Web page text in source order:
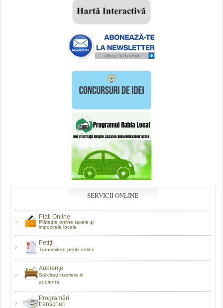
SERVICII ONLINE
Plaţi Online
Plăteşte online taxele şi
impozitele locale
Petiţii
Transmitere petiţii online
Audienţe
Solicitaţi inscriere in
audientă
Programări
transcrieri